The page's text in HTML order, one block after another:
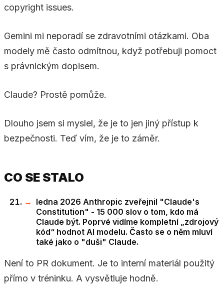
copyright issues.
Gemini mi neporadí se zdravotními otázkami. Oba
modely mě často odmítnou, když potřebuji pomoct
s právnickým dopisem.
Claude? Prostě pomůže.
Dlouho jsem si myslel, že je to jen jiný přístup k
bezpečnosti. Teď vím, že je to záměr.
CO SE STALO
ledna 2026 Anthropic zveřejnil "Claude's
Constitution" - 15 000 slov o tom, kdo má
Claude být. Poprvé vidíme kompletní „zdrojový
kód“ hodnot AI modelu. Často se o něm mluví
také jako o "duši" Claude.
Není to PR dokument. Je to interní materiál použitý
přímo v tréninku. A vysvětluje hodně.